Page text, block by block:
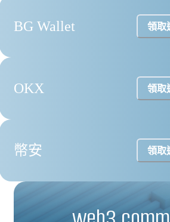
BG Wallet 領取
OKX 領取
幣安 領取